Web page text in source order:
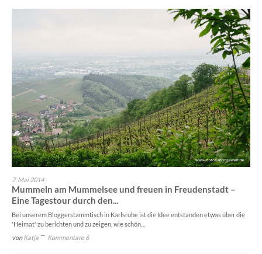
7. Mai 2014
Mummeln am Mummelsee und freuen in Freudenstadt –
Eine Tagestour durch den...
Bei unserem Bloggerstammtisch in Karlsruhe ist die Idee entstanden etwas über die
'Heimat' zu berichten und zu zeigen, wie schön…
vonKatja Kommentare 6